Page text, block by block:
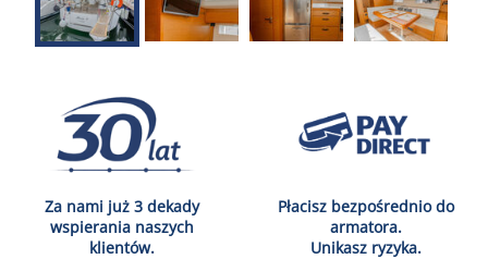
Za nami już 3 dekady
wspierania naszych
klientów.
Płacisz bezpośrednio do
armatora.
Unikasz ryzyka.